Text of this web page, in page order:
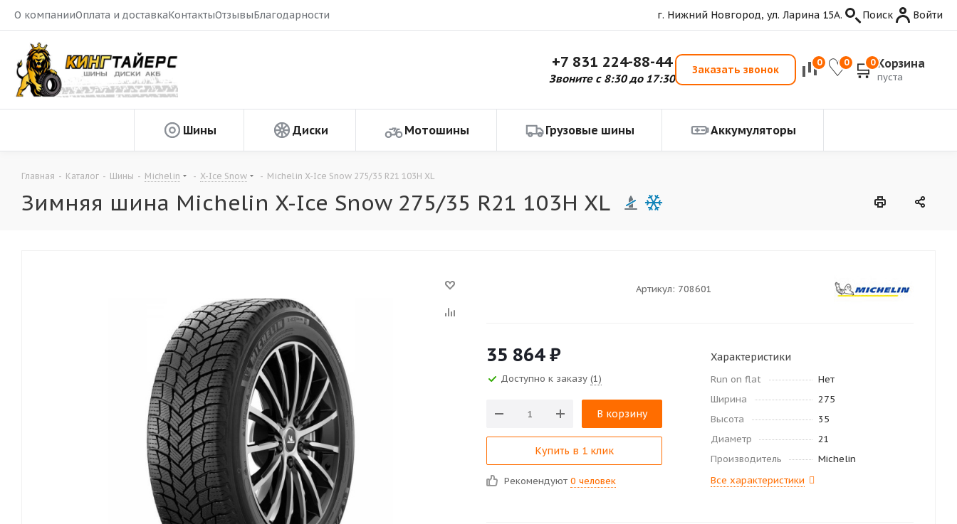
О компанииОплата и доставкаКонтактыОтзывыБлагодарности г. Нижний Новгород, ул. Ларина 15А. Поиск Войти
+7 831 224-88-44
Звоните с 8:30 до 17:30
Заказать звонок
0 0 0 Корзина
пуста
Шины Диски Мотошины Грузовые шины Аккумуляторы
Главная - Каталог - Шины - Michelin - X-Ice Snow - Michelin X-Ice Snow 275/35 R21 103H XL
Зимняя шина Michelin X-Ice Snow 275/35 R21 103H XL
Артикул: 708601
35 864₽
Доступно к заказу (1)
В корзину
Купить в 1 клик
Рекомендуют 0 человек
Характеристики
Run on flat
Нет
Ширина
275
Высота
35
Диаметр
21
Производитель
Michelin
Все характеристики